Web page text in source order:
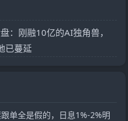
：刚融10亿的AI独角兽，
已蔓延
单全是假的，日息1%-2%明